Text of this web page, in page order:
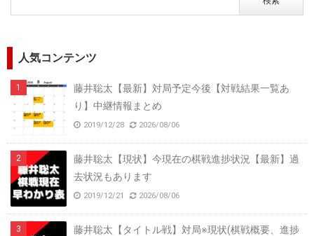
人気コンテンツ
藤井聡太【最新】対局予定今後【対戦結果一覧あ
り】中継情報まとめ
2019/12/28 2026/08/06
藤井聡太【現状】今現在の棋戦進捗状況【最新】過
去状況もあります
2019/12/21 2026/08/06
藤井聡太【タイトル戦】対局※現状(棋戦概要、進捗